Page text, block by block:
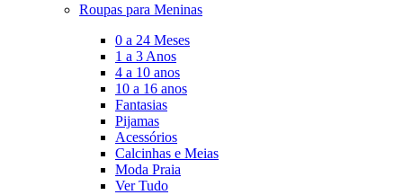
Roupas para Meninas
0 a 24 Meses
1 a 3 Anos
4 a 10 anos
10 a 16 anos
Fantasias
Pijamas
Acessórios
Calcinhas e Meias
Moda Praia
Ver Tudo